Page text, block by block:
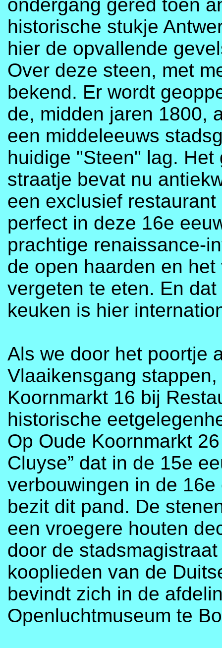
ondergang gered toen
historische stukje
hier de opvallende
Over deze steen, met
bekend. Er wordt
de, midden jaren 1800,
een middeleeuws
huidige "Steen" lag.
straatje bevat nu
een exclusief
perfect in deze 16e
prachtige renaissance-
de open haarden en
vergeten te eten. En
keuken is hier
Als we door het poortje
Vlaaikensgang
Koornmarkt 16 bij
historische
Op Oude Koornmarkt
Cluyse” dat in de 15e
verbouwingen in de
bezit dit pand. De
een vroegere houten
door de
kooplieden van de
bevindt zich in de
Openluchtmuseum te